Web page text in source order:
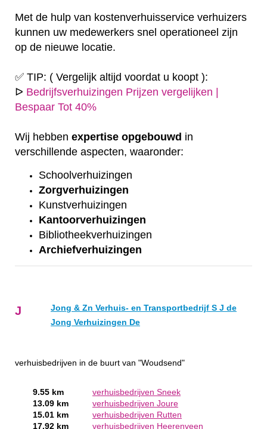
Met de hulp van kostenverhuisservice verhuizers
kunnen uw medewerkers snel operationeel zijn
op de nieuwe locatie.
✅ TIP: ( Vergelijk altijd voordat u koopt ):
ᐅ Bedrijfsverhuizingen Prijzen vergelijken |
Bespaar Tot 40%
Wij hebben expertise opgebouwd in
verschillende aspecten, waaronder:
Schoolverhuizingen
Zorgverhuizingen
Kunstverhuizingen
Kantoorverhuizingen
Bibliotheekverhuizingen
Archiefverhuizingen
J
Jong & Zn Verhuis- en Transportbedrijf S J de
Jong Verhuizingen De
verhuisbedrijven in de buurt van "Woudsend"
9.55 km
verhuisbedrijven Sneek
13.09 km
verhuisbedrijven Joure
15.01 km
verhuisbedrijven Rutten
17.92 km
verhuisbedrijven Heerenveen